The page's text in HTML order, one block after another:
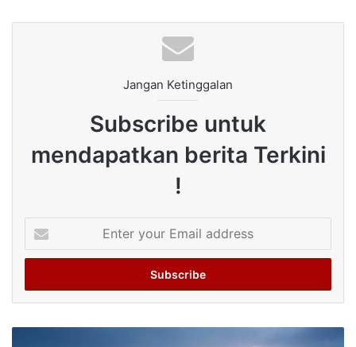
Jangan Ketinggalan
Subscribe untuk
mendapatkan berita Terkini
!
your
Email